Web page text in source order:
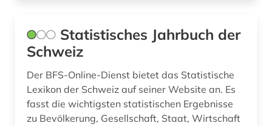
ressourcentransfer (1)
risikoanalyse (1)
risikobewertung (1)
russland (2)
Statistisches Jahrbuch der
Schweiz
Der BFS-Online-Dienst bietet das Statistische
Lexikon der Schweiz auf seiner Website an. Es
fasst die wichtigsten statistischen Ergebnisse
zu Bevölkerung, Gesellschaft, Staat, Wirtschaft